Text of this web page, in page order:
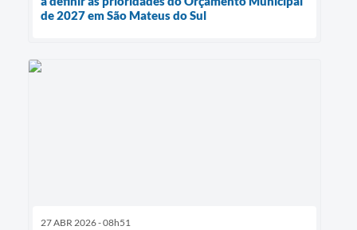
de 2027 em São Mateus do Sul
27 ABR 2026 - 08h51